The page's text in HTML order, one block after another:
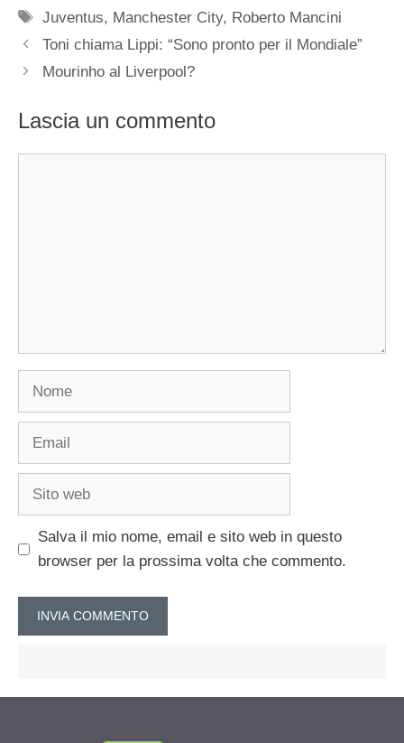
Tag
Juventus, Manchester City, Roberto Mancini
Toni chiama Lippi: “Sono pronto per il Mondiale”
Mourinho al Liverpool?
Lascia un commento
Nome
Email
Sito
Salva il mio nome, email e sito web in questo
browser per la prossima volta che commento.